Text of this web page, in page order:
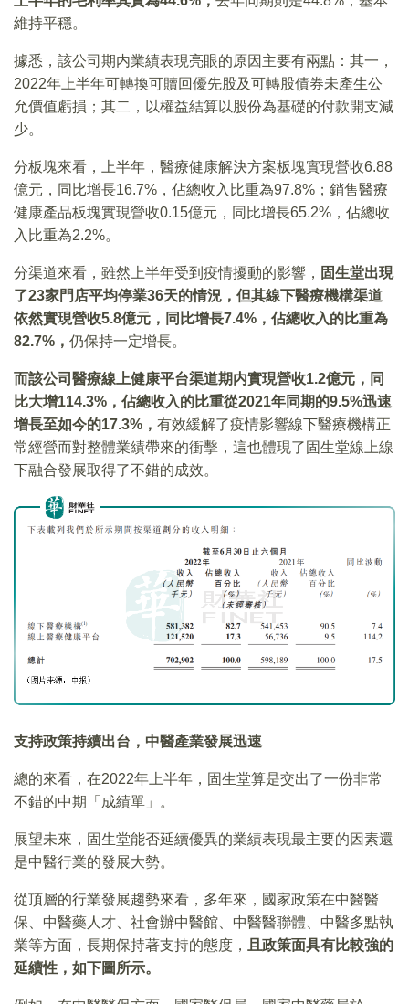
維持平穩。
據悉，該公司期内業績表現亮眼的原因主要有兩點：其一，
2022年上半年可轉換可贖回優先股及可轉股債券未產生公
允價值虧損；其二，以權益結算以股份為基礎的付款開支減
少。
分板塊來看，上半年，醫療健康解決方案板塊實現營收6.88
億元，同比增長16.7%，佔總收入比重為97.8%；銷售醫療
健康產品板塊實現營收0.15億元，同比增長65.2%，佔總收
入比重為2.2%。
分渠道來看，雖然上半年受到疫情擾動的影響， 固生堂出現
了23家門店平均停業36天的情況，但其線下醫療機構渠道
依然實現營收5.8億元，同比增長7.4%，佔總收入的比重為
82.7%， 仍保持一定增長。
而該公司醫療線上健康平台渠道期内實現營收1.2億元，同
比大增114.3%，佔總收入的比重從2021年同期的9.5%迅速
增長至如今的17.3%， 有效緩解了疫情影響線下醫療機構正
常經營而對整體業績帶來的衝擊，這也體現了固生堂線上線
下融合發展取得了不錯的成效。
支持政策持續出台，中醫產業發展迅速
總的來看，在2022年上半年，固生堂算是交出了一份非常
不錯的中期「成績單」。
展望未來，固生堂能否延續優異的業績表現最主要的因素還
是中醫行業的發展大勢。
從頂層的行業發展趨勢來看，多年來，國家政策在中醫醫
保、中醫藥人才、社會辦中醫館、中醫醫聯體、中醫多點執
業等方面，長期保持著支持的態度，
且政策面具有比較強的
延續性，如下圖所示。